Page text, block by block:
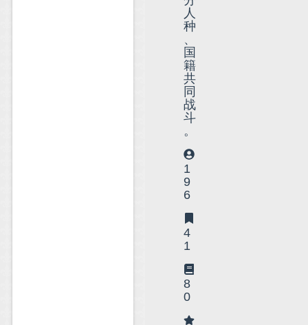
人
种
、
国
籍
共
同
战
斗
。
1
9
6
4
1
8
0